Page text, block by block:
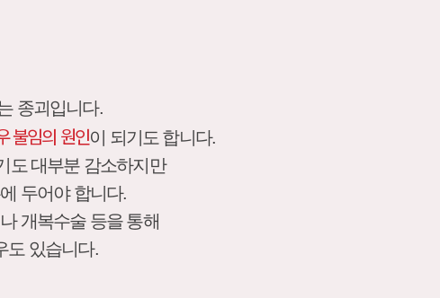
종괴입니다.
불임의 원인이 되기도 합니다.
도 대부분 감소하지만
두어야 합니다.
개복수술 등을 통해
도 있습니다.